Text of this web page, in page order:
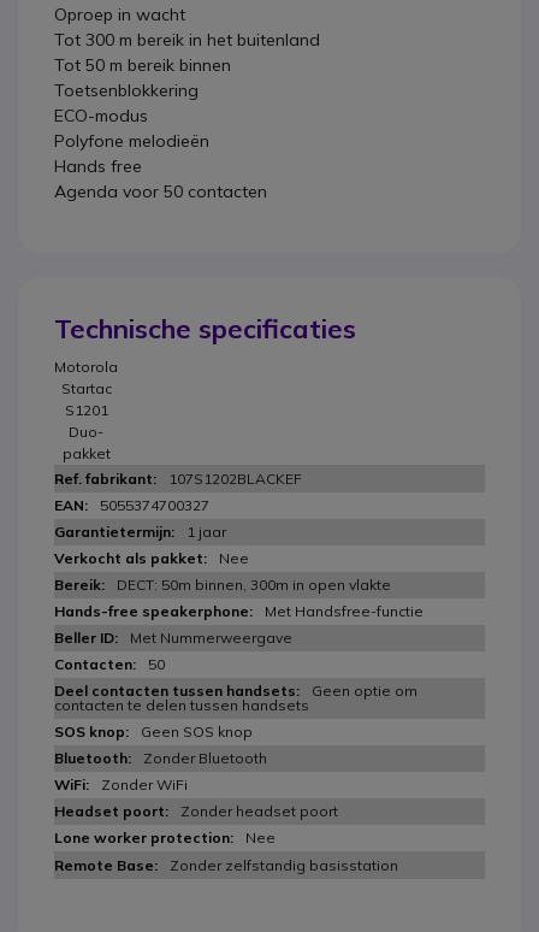
Oproep in wacht
Tot 300 m bereik in het buitenland
Tot 50 m bereik binnen
Toetsenblokkering
ECO-modus
Polyfone melodieën
Hands free
Agenda voor 50 contacten
Technische specificaties
Motorola
Startac
S1201
Duo-
pakket
107S1202BLACKEF
5055374700327
1 jaar
Nee
DECT: 50m binnen, 300m in open vlakte
Met Handsfree-functie
Met Nummerweergave
50
Geen optie om
contacten te delen tussen handsets
Geen SOS knop
Zonder Bluetooth
Zonder WiFi
Zonder headset poort
Nee
Zonder zelfstandig basisstation